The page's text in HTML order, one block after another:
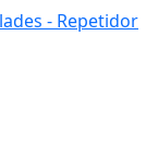
- Repetidor